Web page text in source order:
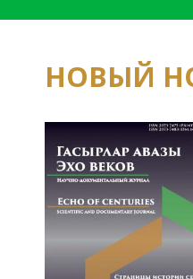
НОВЫЙ